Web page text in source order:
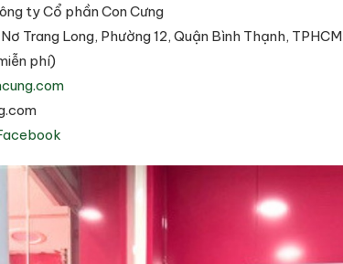
ty Cổ phần Con Cưng
Trang Long, Phường 12, Quận Bình Thạnh, TPHCM
phí)